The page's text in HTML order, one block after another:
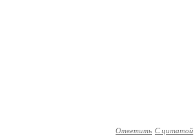
Ответить С цитатой